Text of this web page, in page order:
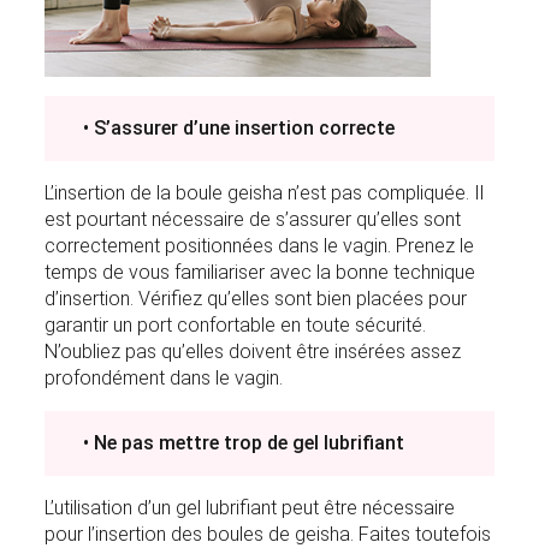
• S’assurer d’une insertion correcte
L’insertion de la boule geisha n’est pas compliquée. Il
est pourtant nécessaire de s’assurer qu’elles sont
correctement positionnées dans le vagin. Prenez le
temps de vous familiariser avec la bonne technique
d’insertion. Vérifiez qu’elles sont bien placées pour
garantir un port confortable en toute sécurité.
N’oubliez pas qu’elles doivent être insérées assez
profondément dans le vagin.
• Ne pas mettre trop de gel lubrifiant
L’utilisation d’un gel lubrifiant peut être nécessaire
pour l’insertion des boules de geisha. Faites toutefois